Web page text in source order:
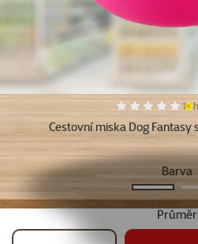
Cestovní miska Dog Fantasy
1×
Barva
Růžová
Průměr
Další